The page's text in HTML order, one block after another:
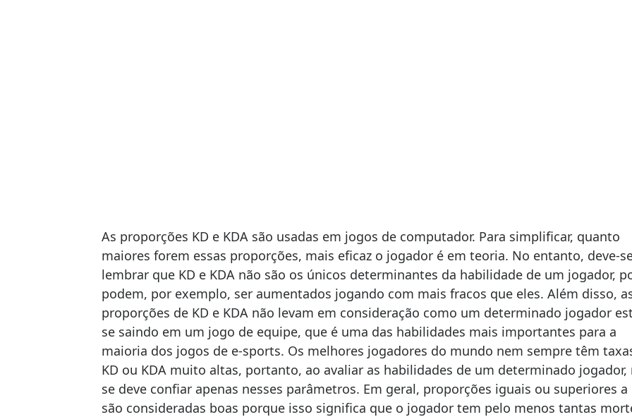
As proporções KD e KDA são usadas em jogos de computador. Para simplificar, quanto
maiores forem essas proporções, mais eficaz o jogador é em teoria. No entanto, deve-
lembrar que KD e KDA não são os únicos determinantes da habilidade de um jogador,
podem, por exemplo, ser aumentados jogando com mais fracos que eles. Além disso,
proporções de KD e KDA não levam em consideração como um determinado jogador
se saindo em um jogo de equipe, que é uma das habilidades mais importantes para a
maioria dos jogos de e-sports. Os melhores jogadores do mundo nem sempre têm
KD ou KDA muito altas, portanto, ao avaliar as habilidades de um determinado jogador,
se deve confiar apenas nesses parâmetros. Em geral, proporções iguais ou superiores a
são consideradas boas porque isso significa que o jogador tem pelo menos tantas